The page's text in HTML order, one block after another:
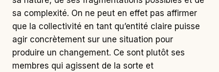
probablement jamais complètement au nom de
toutes et tous.
Ainsi, ce serait plutôt par la présence des
composantes de l’Empowermentcommunautaire
permettant le pouvoir d’agir des acteur·rices qui